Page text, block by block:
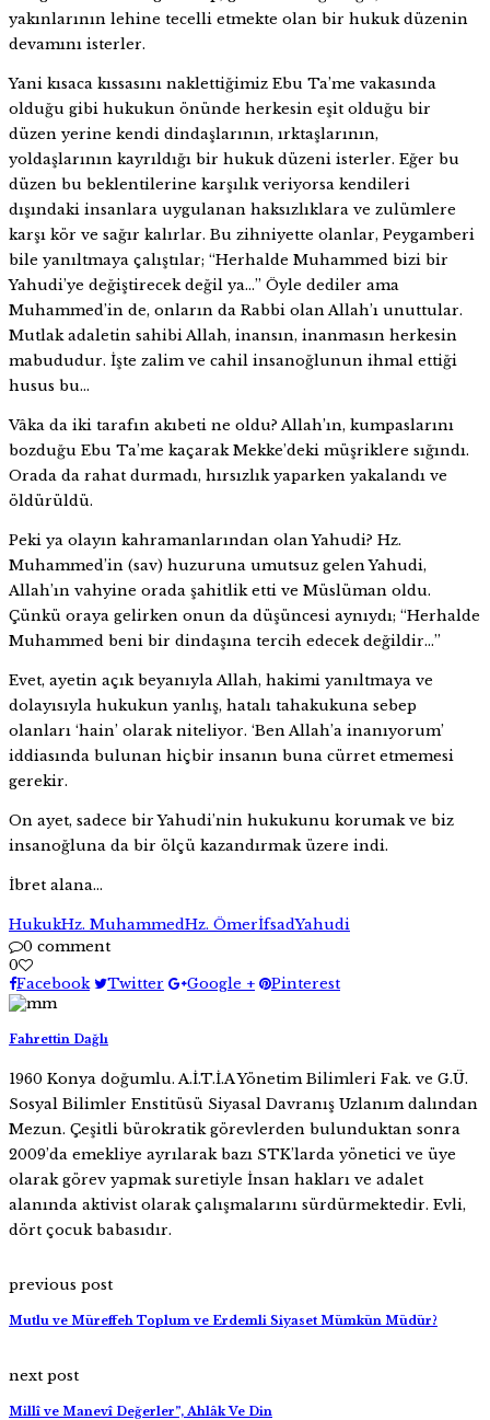
yakınlarının lehine tecelli etmekte olan bir hukuk düzenin
devamını isterler.
Yani kısaca kıssasını naklettiğimiz Ebu Ta’me vakasında
olduğu gibi hukukun önünde herkesin eşit olduğu bir
düzen yerine kendi dindaşlarının, ırktaşlarının,
yoldaşlarının kayrıldığı bir hukuk düzeni isterler. Eğer bu
düzen bu beklentilerine karşılık veriyorsa kendileri
dışındaki insanlara uygulanan haksızlıklara ve zulümlere
karşı kör ve sağır kalırlar. Bu zihniyette olanlar, Peygamberi
bile yanıltmaya çalıştılar; “Herhalde Muhammed bizi bir
Yahudi’ye değiştirecek değil ya…” Öyle dediler ama
Muhammed’in de, onların da Rabbi olan Allah’ı unuttular.
Mutlak adaletin sahibi Allah, inansın, inanmasın herkesin
mabududur. İşte zalim ve cahil insanoğlunun ihmal ettiği
husus bu…
Vâka da iki tarafın akıbeti ne oldu? Allah’ın, kumpaslarını
bozduğu Ebu Ta’me kaçarak Mekke’deki müşriklere sığındı.
Orada da rahat durmadı, hırsızlık yaparken yakalandı ve
öldürüldü.
Peki ya olayın kahramanlarından olan Yahudi? Hz.
Muhammed’in (sav) huzuruna umutsuz gelen Yahudi,
Allah’ın vahyine orada şahitlik etti ve Müslüman oldu.
Çünkü oraya gelirken onun da düşüncesi aynıydı; “Herhalde
Muhammed beni bir dindaşına tercih edecek değildir…”
Evet, ayetin açık beyanıyla Allah, hakimi yanıltmaya ve
dolayısıyla hukukun yanlış, hatalı tahakukuna sebep
olanları ‘hain’ olarak niteliyor. ‘Ben Allah’a inanıyorum’
iddiasında bulunan hiçbir insanın buna cürret etmemesi
gerekir.
On ayet, sadece bir Yahudi’nin hukukunu korumak ve biz
insanoğluna da bir ölçü kazandırmak üzere indi.
İbret alana…
HukukHz. MuhammedHz. ÖmerİfsadYahudi
0 comment
0
Facebook
Twitter Google + Pinterest
Fahrettin Dağlı
1960 Konya doğumlu. A.İ.T.İ.A Yönetim Bilimleri Fak. ve G.Ü.
Sosyal Bilimler Enstitüsü Siyasal Davranış Uzlanım dalından
Mezun. Çeşitli bürokratik görevlerden bulunduktan sonra
2009’da emekliye ayrılarak bazı STK’larda yönetici ve üye
olarak görev yapmak suretiyle İnsan hakları ve adalet
alanında aktivist olarak çalışmalarını sürdürmektedir. Evli,
dört çocuk babasıdır.
previous post
Mutlu ve Müreffeh Toplum ve Erdemli Siyaset Mümkün Müdür?
next post
Millî ve Manevî Değerler”, Ahlâk Ve Din